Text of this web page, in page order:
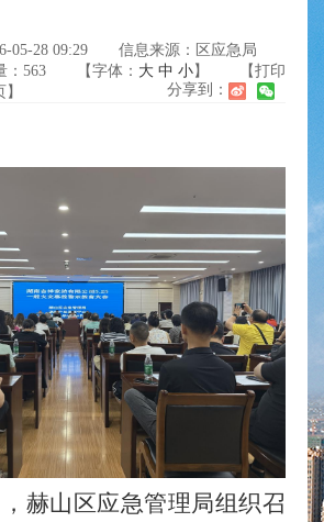
05-28 09:29
信息来源：区应急局
： 563 【字体： 大 中 小】
【打印
分享到：
山区应急管理局组织召